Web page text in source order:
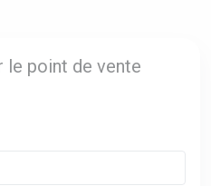
le point de vente